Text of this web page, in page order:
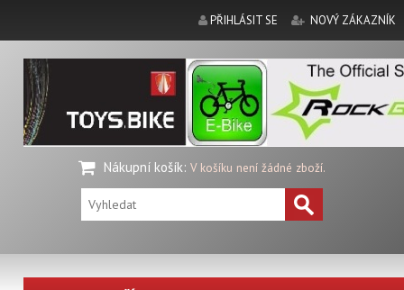
PŘIHLÁSIT SE NOVÝ ZÁKAZNÍK
Nákupní košík: V košíku není žádné zboží.